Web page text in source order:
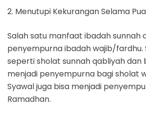
2. Menutupi Kekurangan Selama
Salah satu manfaat ibadah sunnah
penyempurna ibadah wajib/fardhu.
seperti sholat sunnah qabliyah dan
menjadi penyempurna bagi sholat
Syawal juga bisa menjadi
Ramadhan.